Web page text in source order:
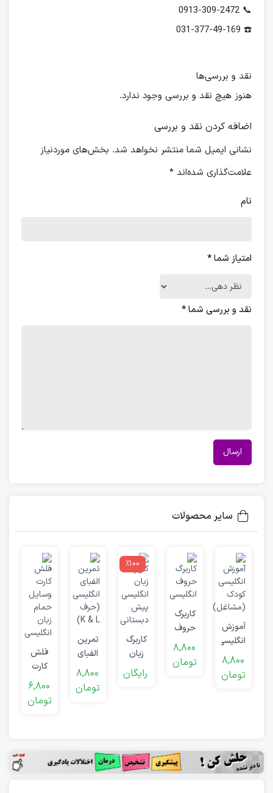
📞 0913-309-2472
☎️ 031-377-49-169
نقد و بررسی‌ها
هنوز هیچ نقد و بررسی وجود ندارد.
اضافه کردن نقد و بررسی
نشانی ایمیل شما منتشر نخواهد شد. بخش‌های موردنیاز
علامت‌گذاری شده‌اند *
نام
امتیاز شما*
نقد و بررسی شما*
سایر محصولات
آموزش
انگلیسی
کودک
(مشاغل)
8,800
تومان
کاربرگ
حروف
انگلیسی
8,800
تومان
٪100
کاربرگ
زبان
انگلیسی
پیش
رایگان
تمرین
الفبای
انگلیسی
(حرف
K & L)
8,800
تومان
فلش
کارت
وسایل
حمام
زبان
6,800
تومان